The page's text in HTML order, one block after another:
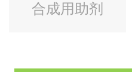
合成用助剂